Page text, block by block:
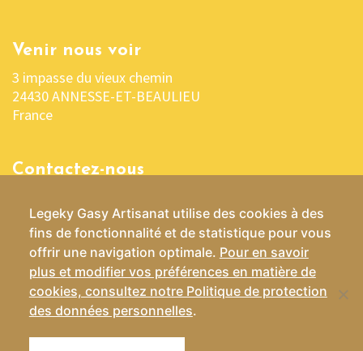
Venir nous voir
3 impasse du vieux chemin
24430 ANNESSE-ET-BEAULIEU
France
Contactez-nous
contact@lekelygasy-artisanat.fr
Conditions Générales de Vente
Legeky Gasy Artisanat utilise des cookies à des
fins de fonctionnalité et de statistique pour vous
offrir une navigation optimale. Pour en savoir
plus et modifier vos préférences en matière de
cookies, consultez notre Politique de protection
des données personnelles.